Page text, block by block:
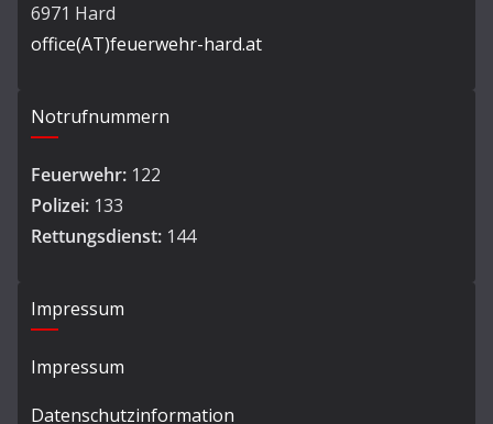
6971 Hard
office(AT)feuerwehr-hard.at
Notrufnummern
Feuerwehr: 122
Polizei: 133
Rettungsdienst: 144
Impressum
Impressum
Datenschutzinformation